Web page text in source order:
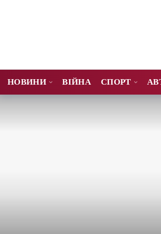
НОВИНИ ВІЙНА СПОРТ